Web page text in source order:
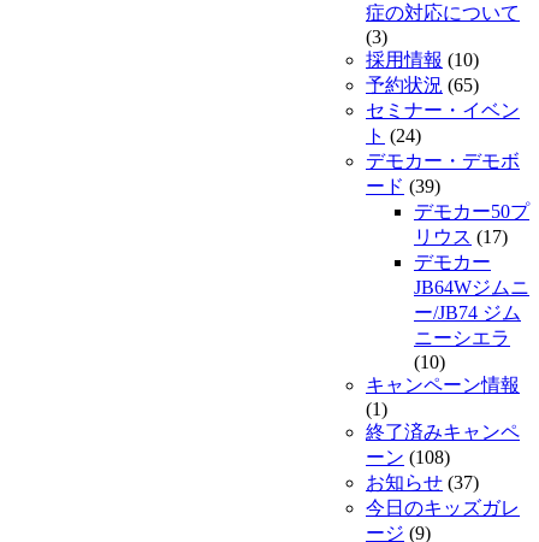
症の対応について
(3)
採用情報 (10)
予約状況 (65)
セミナー・イベン
ト (24)
デモカー・デモボ
ード (39)
デモカー50プ
リウス (17)
デモカー
JB64Wジムニ
ー/JB74 ジム
ニーシエラ
(10)
キャンペーン情報
(1)
終了済みキャンペ
ーン (108)
お知らせ (37)
今日のキッズガレ
ージ (9)